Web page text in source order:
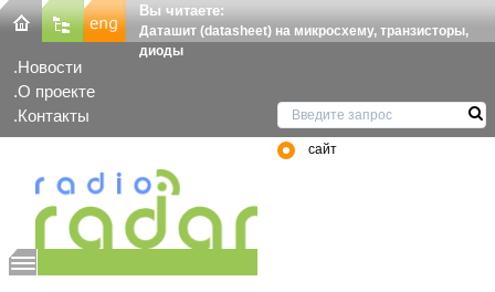
Вы читаете:
Даташит (datasheet) на микросхему, транзисторы,
диоды
Новости
О проекте
Контакты
сайт